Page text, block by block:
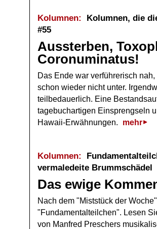
Kolumnen: Kolumnen, die
#55
Aussterben,
Coronuminatus!
Das Ende war verführerisch
schon wieder nicht unter.
teilbedauerlich. Eine
tagebuchartigen Einsprengseln
Hawaii-Erwähnungen.
mehr
Kolumnen:
vermaledeite Brummschädel
Das ewige
Nach dem "Miststück der
"Fundamentalteilchen". Lesen
von Manfred Preschers